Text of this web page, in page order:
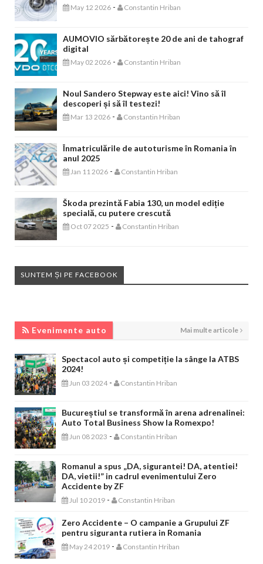
May 12 2026 - Constantin Hriban
AUMOVIO sărbătorește 20 de ani de tahograf
digital
May 02 2026 - Constantin Hriban
Noul Sandero Stepway este aici! Vino să îl
descoperi și să îl testezi!
Mar 13 2026 - Constantin Hriban
Înmatriculările de autoturisme în Romania în
anul 2025
Jan 11 2026 - Constantin Hriban
Škoda prezintă Fabia 130, un model ediție
specială, cu putere crescută
Oct 07 2025 - Constantin Hriban
SUNTEM ȘI PE FACEBOOK
Evenimente auto Mai multe articole
Spectacol auto și competiție la sânge la ATBS
2024!
Jun 03 2024 - Constantin Hriban
Bucureștiul se transformă în arena adrenalinei:
Auto Total Business Show la Romexpo!
Jun 08 2023 - Constantin Hriban
Romanul a spus „DA, sigurantei! DA, atentiei!
DA, vietii!” in cadrul evenimentului Zero
Accidente by ZF
Jul 10 2019 - Constantin Hriban
Zero Accidente – O campanie a Grupului ZF
pentru siguranta rutiera in Romania
May 24 2019 - Constantin Hriban